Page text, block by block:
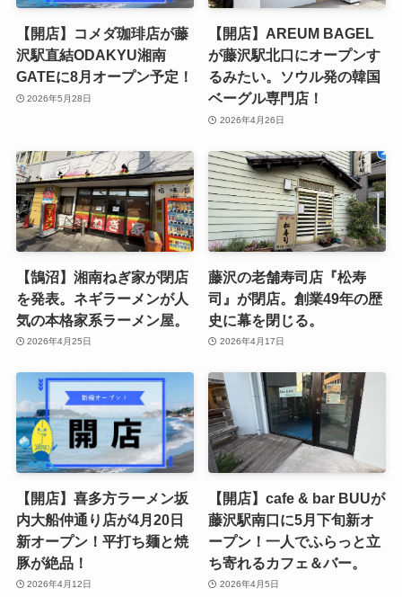
【開店】コメダ珈琲店が藤
沢駅直結ODAKYU湘南
GATEに8月オープン予定！
2026年5月28日
【開店】AREUM BAGEL
が藤沢駅北口にオープンす
るみたい。ソウル発の韓国
ベーグル専門店！
2026年4月26日
【鵠沼】湘南ねぎ家が閉店
を発表。ネギラーメンが人
気の本格家系ラーメン屋。
2026年4月25日
藤沢の老舗寿司店『松寿
司』が閉店。創業49年の歴
史に幕を閉じる。
2026年4月17日
【開店】喜多方ラーメン坂
内大船仲通り店が4月20日
新オープン！平打ち麺と焼
豚が絶品！
2026年4月12日
【開店】cafe & bar BUUが
藤沢駅南口に5月下旬新オ
ープン！一人でふらっと立
ち寄れるカフェ＆バー。
2026年4月5日